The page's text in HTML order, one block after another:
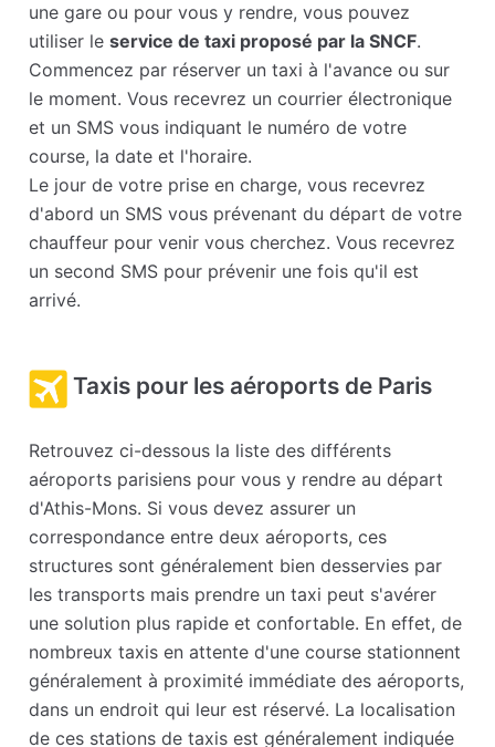
une gare ou pour vous y rendre, vous pouvez
utiliser leservice de taxi proposé par la SNCF.
Commencez par réserver un taxi à l'avance ou sur
le moment. Vous recevrez un courrier électronique
et un SMS vous indiquant le numéro de votre
course, la date et l'horaire.
Le jour de votre prise en charge, vous recevrez
d'abord un SMS vous prévenant du départ de votre
chauffeur pour venir vous cherchez. Vous recevrez
un second SMS pour prévenir une fois qu'il est
arrivé.
Taxis pour les aéroports de Paris
Retrouvez ci-dessous la liste des différents
aéroports parisiens pour vous y rendre au départ
d'Athis-Mons. Si vous devez assurer un
correspondance entre deux aéroports, ces
structures sont généralement bien desservies par
les transports mais prendre un taxi peut s'avérer
une solution plus rapide et confortable. En effet, de
nombreux taxis en attente d'une course stationnent
généralement à proximité immédiate des aéroports,
dans un endroit qui leur est réservé. La localisation
de ces stations de taxis est généralement indiquée